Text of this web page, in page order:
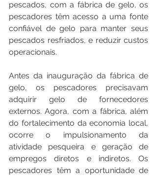
pescados, com a fábrica de gelo, os
pescadores têm acesso a uma fonte
confiável de gelo para manter seus
pescados resfriados, e reduzir custos
operacionais.
Antes da inauguração da fábrica de
gelo, os pescadores precisavam
adquirir gelo de fornecedores
externos. Agora, com a fábrica, além
do fortalecimento da economia local,
ocorre o impulsionamento da
atividade pesqueira e geração de
empregos diretos e indiretos. Os
pescadores têm a oportunidade de